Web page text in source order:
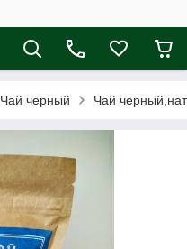
Чай черный Чай